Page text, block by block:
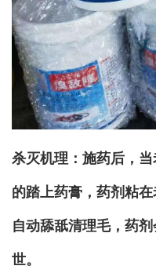
杀灭机理：施药后，
的踏上药膏，药剂粘
自动舔舐清理毛，药
世。